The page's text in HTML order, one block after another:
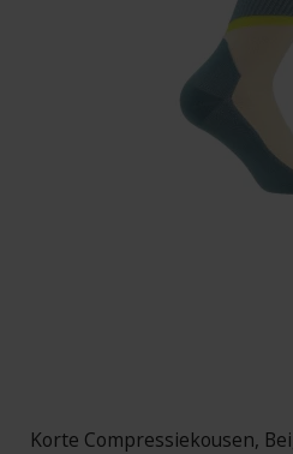
Korte Compressiekousen,